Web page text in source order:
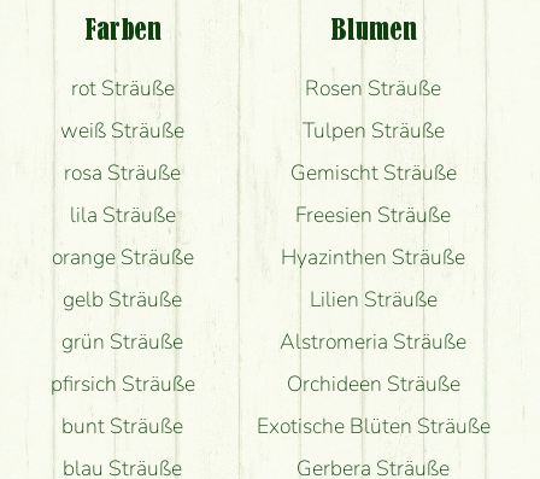
Farben
rot Sträuße
weiß Sträuße
rosa Sträuße
lila Sträuße
orange Sträuße
gelb Sträuße
grün Sträuße
pfirsich Sträuße
bunt Sträuße
blau Sträuße
Blumen
Rosen Sträuße
Tulpen Sträuße
Gemischt Sträuße
Freesien Sträuße
Hyazinthen Sträuße
Lilien Sträuße
Alstromeria Sträuße
Orchideen Sträuße
Exotische Blüten Sträuße
Gerbera Sträuße